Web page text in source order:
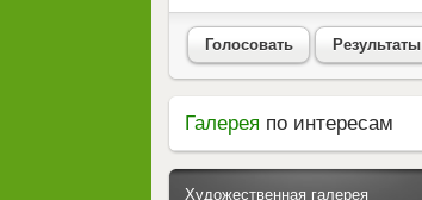
Голосовать Результаты
Галерея по интересам
Художественная галерея